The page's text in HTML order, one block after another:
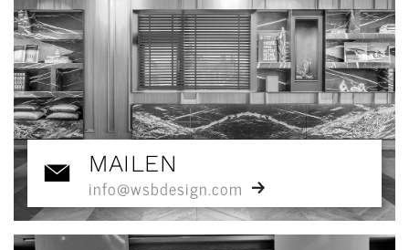
MAILEN
info@wsbdesign.com